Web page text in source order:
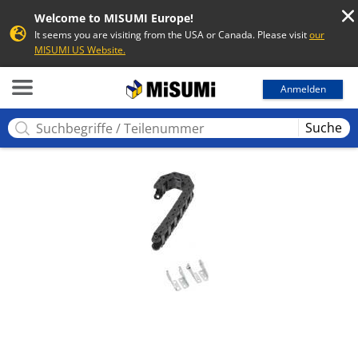
Welcome to MISUMI Europe!
It seems you are visiting from the USA or Canada. Please visitour
MISUMI US Website.
Anmelden
Suche